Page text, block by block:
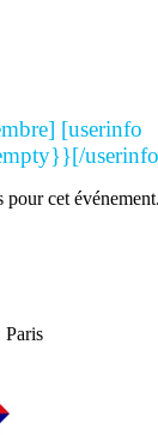
[userinfo
pour cet événement.
Paris